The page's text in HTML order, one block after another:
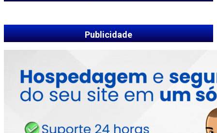
Publicidade